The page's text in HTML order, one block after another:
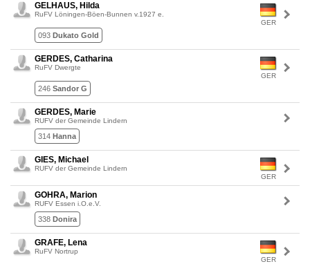
GER
GELHAUS, Hilda
RuFV Löningen-Böen-Bunnen v.1927 e.
093 Dukato Gold
GER
GERDES, Catharina
RuFV Dwergte
246 Sandor G
GERDES, Marie
RUFV der Gemeinde Lindern
314 Hanna
GER
GIES, Michael
RUFV der Gemeinde Lindern
GOHRA, Marion
RUFV Essen i.O.e.V.
338 Donira
GER
GRAFE, Lena
RuFV Nortrup